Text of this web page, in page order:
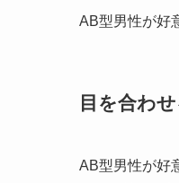
AB型男性が好
目を合わ
AB型男性が好